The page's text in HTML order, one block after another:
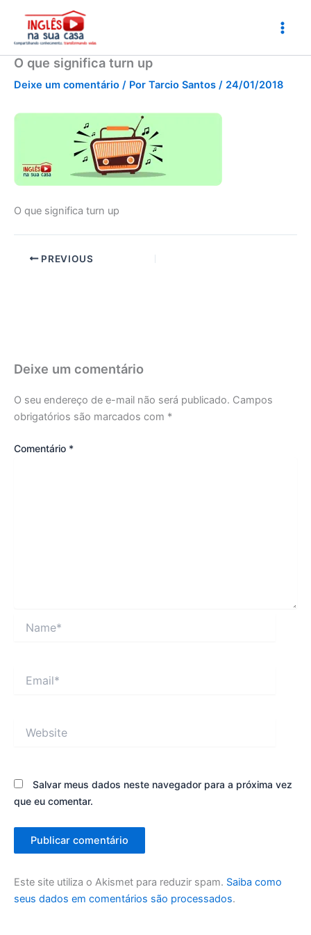
conteúdo
O que significa turn up
Deixe um comentário / Por Tarcio Santos / 24/01/2018
O que significa turn up
PREVIOUS
Deixe um comentário
O seu endereço de e-mail não será publicado. Campos
obrigatórios são marcados com *
Comentário *
Salvar meus dados neste navegador para a próxima vez
que eu comentar.
Este site utiliza o Akismet para reduzir spam. Saiba como
seus dados em comentários são processados.